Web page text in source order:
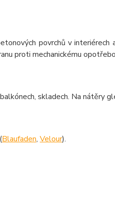
povrchů v
proti mechanickému
skladech. Na nátěry
Blaufaden, Velour).